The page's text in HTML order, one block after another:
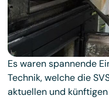
Es waren spannende
Technik, welche die
aktuellen und